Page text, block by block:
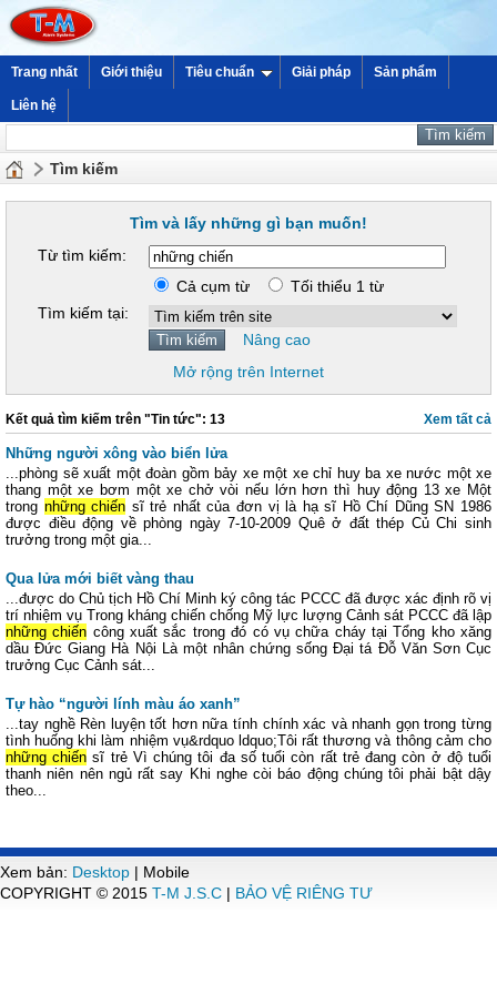
Trang nhất Giới thiệu Tiêu chuẩn Giải pháp Sản phẩm
Liên hệ
Tìm kiếm
Tìm và lấy những gì bạn muốn!
Từ tìm kiếm:
Cả cụm từ
Tối thiểu 1 từ
Tìm kiếm tại:
Nâng cao
Mở rộng trên Internet
Xem tất cả
Kết quả tìm kiếm trên "Tin tức": 13
Những người xông vào biển lửa
...phòng sẽ xuất một đoàn gồm bảy xe một xe chỉ huy ba xe nước một xe
thang một xe bơm một xe chở vòi nếu lớn hơn thì huy động 13 xe Một
trong những chiến sĩ trẻ nhất của đơn vị là hạ sĩ Hồ Chí Dũng SN 1986
được điều động về phòng ngày 7-10-2009 Quê ở đất thép Củ Chi sinh
trưởng trong một gia...
Qua lửa mới biết vàng thau
...được do Chủ tịch Hồ Chí Minh ký công tác PCCC đã được xác định rõ vị
trí nhiệm vụ Trong kháng chiến chống Mỹ lực lượng Cảnh sát PCCC đã lập
những chiến công xuất sắc trong đó có vụ chữa cháy tại Tổng kho xăng
dầu Đức Giang Hà Nội Là một nhân chứng sống Đại tá Đỗ Văn Sơn Cục
trưởng Cục Cảnh sát...
Tự hào “người lính màu áo xanh”
...tay nghề Rèn luyện tốt hơn nữa tính chính xác và nhanh gọn trong từng
tình huống khi làm nhiệm vụ&rdquo ldquo;Tôi rất thương và thông cảm cho
những chiến sĩ trẻ Vì chúng tôi đa số tuổi còn rất trẻ đang còn ở độ tuổi
thanh niên nên ngủ rất say Khi nghe còi báo động chúng tôi phải bật dậy
theo...
Xem bản: Desktop | Mobile
COPYRIGHT © 2015 T-M J.S.C | BẢO VỆ RIÊNG TƯ